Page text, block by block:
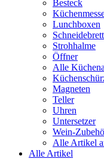
Besteck
Lunchboxen
Strohhalme
Öffner
Alle
Magneten
Teller
Uhren
Untersetzer
Wein-
Alle Artikel
Alle Artikel